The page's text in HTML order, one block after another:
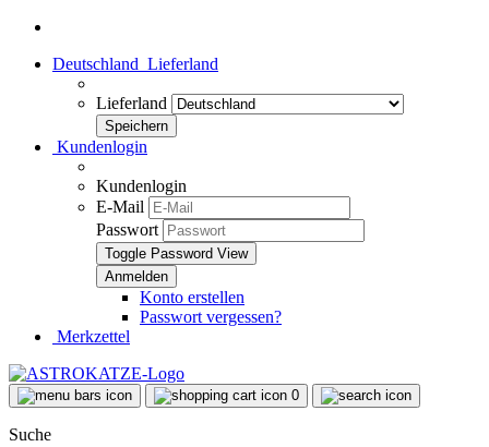
Deutschland Lieferland
Lieferland
Kundenlogin
Kundenlogin
E-Mail
Passwort
Toggle Password View
Konto erstellen
Passwort vergessen?
Merkzettel
0
Suche